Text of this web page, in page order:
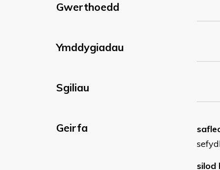
Gwerthoedd
Ymddygiadau
Sgiliau
Geirfa
silod